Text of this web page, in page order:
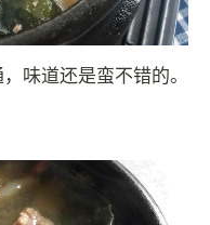
味道还是蛮不错的。